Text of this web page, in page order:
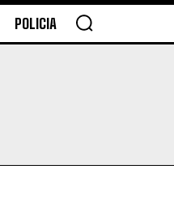
POLICIA